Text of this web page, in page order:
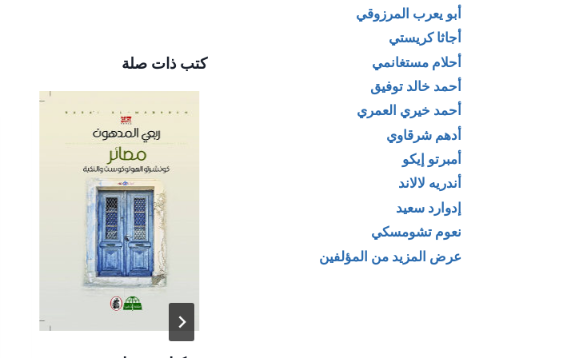
كتب ذات صلة
أبو يعرب المرزوقي
أجاثا كريستي
أحلام مستغانمي
أحمد خالد توفيق
أحمد خيري العمري
أدهم شرقاوي
أمبرتو إيكو
أندريه لالاند
إدوارد سعيد
نعوم تشومسكي
عرض المزيد من المؤلفين